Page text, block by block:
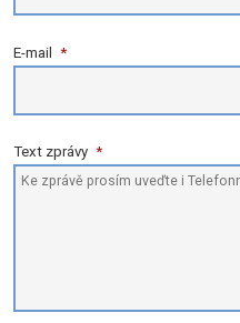
E-mail *
Text zprávy *